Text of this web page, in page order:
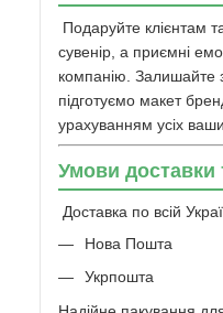
Подаруйте клієнтам
сувенір, а приємні
компанію. Залишайте
підготуємо макет
урахуванням усіх
Умови доставки
Доставка по всій
Нова Пошта
Укрпошта